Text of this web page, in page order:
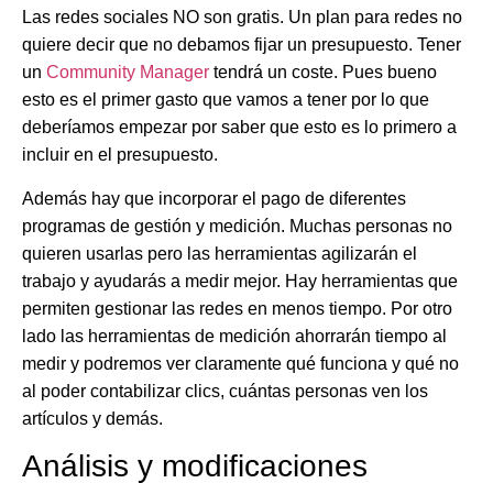
Las redes sociales NO son gratis. Un plan para redes no
quiere decir que no debamos fijar un presupuesto. Tener
un Community Manager tendrá un coste. Pues bueno
esto es el primer gasto que vamos a tener por lo que
deberíamos empezar por saber que esto es lo primero a
incluir en el presupuesto.
Además hay que incorporar el pago de diferentes
programas de gestión y medición. Muchas personas no
quieren usarlas pero las herramientas agilizarán el
trabajo y ayudarás a medir mejor. Hay herramientas que
permiten gestionar las redes en menos tiempo. Por otro
lado las herramientas de medición ahorrarán tiempo al
medir y podremos ver claramente qué funciona y qué no
al poder contabilizar clics, cuántas personas ven los
artículos y demás.
Análisis y modificaciones